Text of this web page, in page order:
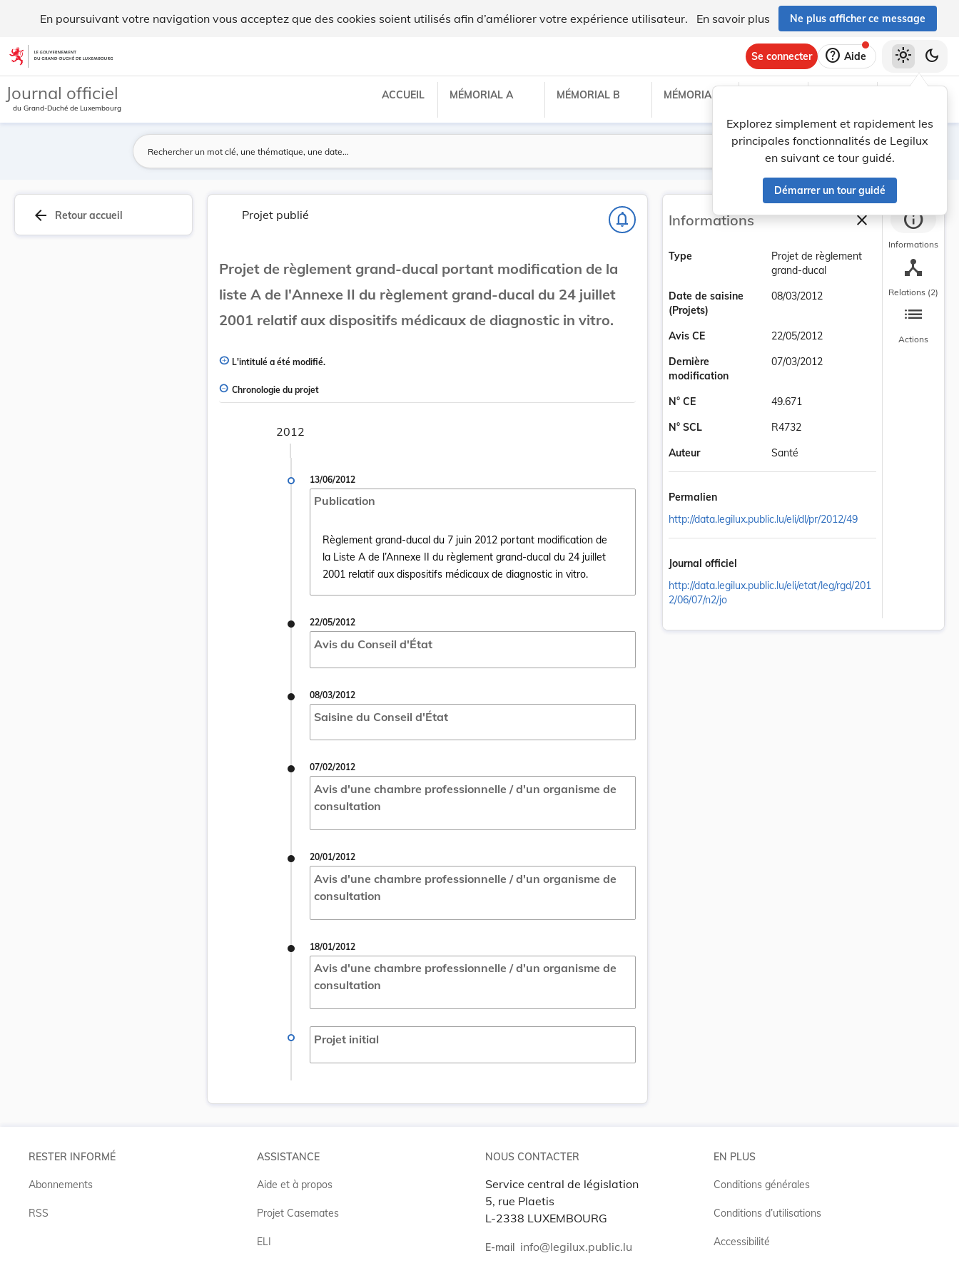
En poursuivant votre navigation vous acceptez que des cookies soient utilisés afin d’améliorer votre expérience utilisateur. En savoir plus Ne plus afficher ce message
Aller au contenu
Se connecter help Aide
Explorez simplement et rapidement les
principales fonctionnalités de Legilux
en suivant ce tour guidé.
Démarrer un tour guidé
light_mode dark_mode
Journal officiel
du Grand-Duché de Luxembourg
ACCUEIL MÉMORIAL A MÉMORIAL B MÉMORIAL C
Lancer la recherche
Filtres
arrow_back Retour accueil Projet publié notifications_none
Projet de règlement grand-ducal portant modification de la
liste A de l'Annexe II du règlement grand-ducal du 24 juillet
2001 relatif aux dispositifs médicaux de diagnostic in vitro.
L'intitulé a été modifié.
Chronologie du projet
2012
13/06/2012
Publication
Règlement grand-ducal du 7 juin 2012 portant modification de
la Liste A de l’Annexe II du règlement grand-ducal du 24 juillet
2001 relatif aux dispositifs médicaux de diagnostic in vitro.
Ouvrir le document Règlement grand-ducal du 7 juin 2012 portant modification de la Liste A de l’Annexe II du règlement grand-ducal du
22/05/2012
Avis du Conseil d'État
08/03/2012
Saisine du Conseil d'État
07/02/2012
Avis d'une chambre professionnelle / d'un organisme de
consultation
20/01/2012
Avis d'une chambre professionnelle / d'un organisme de
consultation
18/01/2012
Avis d'une chambre professionnelle / d'un organisme de
consultation
Projet initial
Informations closeFermer la barre
Type
Projet de règlement
grand-ducal
Date de saisine
(Projets)
08/03/2012
Avis CE
22/05/2012
Dernière
modification
07/03/2012
N° CE
49.671
N° SCL
R4732
Auteur
Santé
Permalien
http://data.legilux.public.lu/eli/dl/pr/2012/49
Journal officiel
http://data.legilux.public.lu/eli/etat/leg/rgd/201
2/06/07/n2/jo
info
Informations
device_hub
Relations (2)
list
Actions
RESTER INFORMÉ
Abonnements
RSS
ASSISTANCE
Aide et à propos
Projet Casemates
ELI
NOUS CONTACTER
Service central de législation
5, rue Plaetis
L-2338 LUXEMBOURG
E-mail info@legilux.public.lu
EN PLUS
Conditions générales
Conditions d’utilisations
Accessibilité